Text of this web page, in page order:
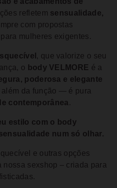
refletem sensualidade,
com propostas
mulheres exigentes.
, que valorize o seu
o
body VELMORE é a
poderosa e elegante
da função — é pura
contemporânea .
estilo com o body
num só olhar.
e outras opções
sexshop – criada para